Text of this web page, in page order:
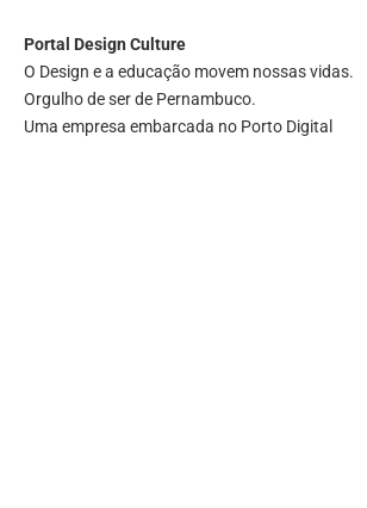
Portal Design Culture
O Design e a educação movem nossas vidas.
Orgulho de ser de Pernambuco.
Uma empresa embarcada no Porto Digital